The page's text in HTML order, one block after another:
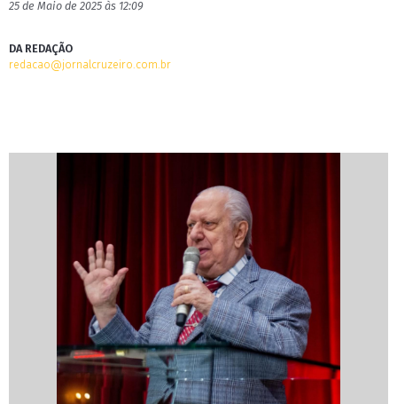
25 de Maio de 2025 às 12:09
DA REDAÇÃO
redacao@jornalcruzeiro.com.br